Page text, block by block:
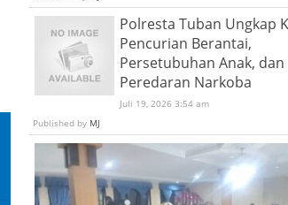
Polresta Tuban Ungkap
Pencurian Berantai,
Persetubuhan Anak, dan
Peredaran Narkoba
Juli 19, 2026 3:54 am
Published by MJ